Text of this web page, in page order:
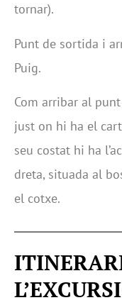
tornar).
Punt de sortida i
Puig.
Com arribar al
just on hi ha el
seu costat hi ha
dreta, situada al
el cotxe.